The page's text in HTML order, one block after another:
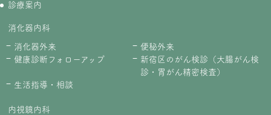
診療案内
消化器内科
消化器外来
便秘外来
健康診断フォローアップ
新宿区のがん検診（大腸がん検
診・胃がん精密検査）
生活指導・相談
内視鏡内科